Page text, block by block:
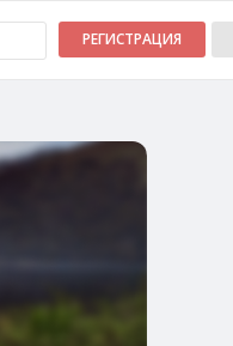
РЕГИСТРАЦИЯ